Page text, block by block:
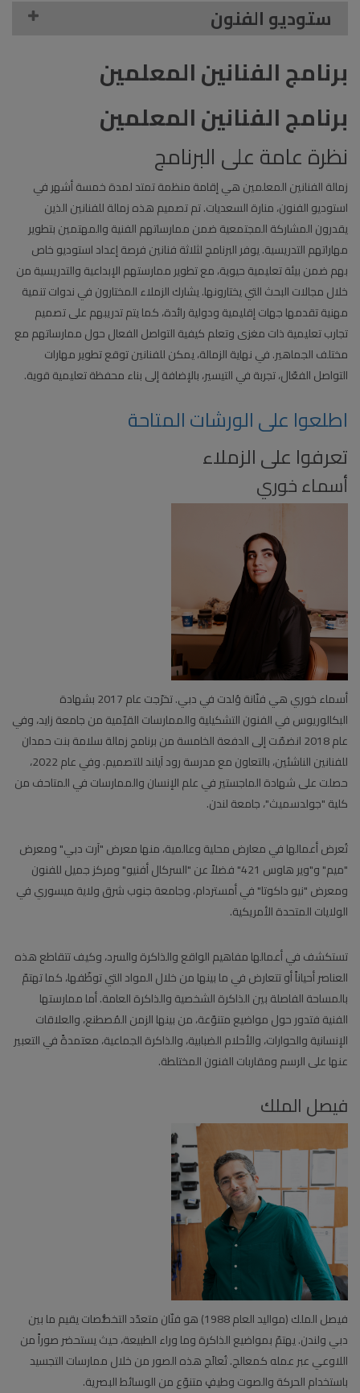
ستوديو الفنون
برنامج الفنانين المعلمين
برنامج الفنانين المعلمين
نظرة عامة على البرنامج
زمالة الفنانين المعلمين هي إقامة منظمة تمتد لمدة خمسة أشهر في
استوديو الفنون، منارة السعديات. تم تصميم هذه زمالة للفنانين الذين
يقدرون المشاركة المجتمعية ضمن ممارساتهم الفنية والمهتمين بتطوير
مهاراتهم التدريسية. يوفر البرنامج لثلاثة فنانين فرصة إعداد استوديو خاص
بهم ضمن بيئة تعليمية حيوية، مع تطوير ممارستهم الإبداعية والتدريسية من
خلال مجالات البحث التي يختارونها. يشارك الزملاء المختارون في ندوات تنمية
مهنية تقدمها جهات إقليمية ودولية رائدة، كما يتم تدريبهم على تصميم
تجارب تعليمية ذات مغزى وتعلم كيفية التواصل الفعال حول ممارساتهم مع
مختلف الجماهير. في نهاية الزمالة، يمكن للفنانين توقع تطوير مهارات
التواصل الفعّال، تجربة في التيسير، بالإضافة إلى بناء محفظة تعليمية قوية.
اطلعوا على الورشات المتاحة
تعرفوا على الزملاء
أسماء خوري
أسماء خوري هي فنّانة وُلدت في دبي. تخرّجت عام 2017 بشهادة
البكالوريوس في الفنون التشكيلية والممارسات القيّمية من جامعة زايد، وفي
عام 2018 انضمّت إلى الدفعة الخامسة من برنامج زمالة سلامة بنت حمدان
للفنانين الناشئين، بالتعاون مع مدرسة رود آيلند للتصميم. وفي عام 2022،
حصلت على شهادة الماجستير في علم الإنسان والممارسات في المتاحف من
كلية "جولدسميث"، جامعة لندن.
تُعرض أعمالها في معارض محلية وعالمية، منها معرض "آرت دبي" ومعرض
"ميم" و"وير هاوس 421" فضلاً عن "السركال أفنيو" ومركز جميل للفنون
ومعرض "نيو داكوتا" في أمستردام، وجامعة جنوب شرق ولاية ميسوري في
الولايات المتحدة الأمريكية.
تستكشف في أعمالها مفاهيم الواقع والذاكرة والسرد، وكيف تتقاطع هذه
العناصر أحياناً أو تتعارض في ما بينها من خلال المواد التي توظّفها، كما تهتمّ
بالمساحة الفاصلة بين الذاكرة الشخصية والذاكرة العامة. أما ممارستها
الفنية فتدور حول مواضيع متنوّعة، من بينها الزمن المُصطنع، والعلاقات
الإنسانية والحوارات، والأحلام الضبابية، والذاكرة الجماعية، معتمدةً في التعبير
عنها على الرسم ومقاربات الفنون المختلطة.
فيصل الملك
فيصل الملك (مواليد العام 1988) هو فنّان متعدّد التخصُّصات يقيم ما بين
دبي ولندن. يهتمّ بمواضيع الذاكرة وما وراء الطبيعة، حيث يستحضر صوراً من
اللاوعي عبر عمله كمعالج. تُعالَج هذه الصور من خلال ممارسات التجسيد
باستخدام الحركة والصوت وطيفٍ متنوّع من الوسائط البصرية.